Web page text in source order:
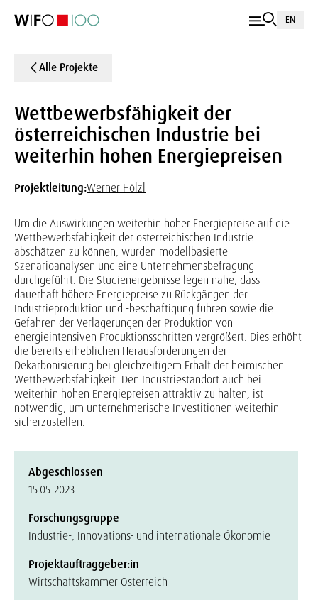
EN
Alle Projekte
Wettbewerbsfähigkeit der
österreichischen Industrie bei
weiterhin hohen Energiepreisen
Projektleitung:Werner Hölzl
Um die Auswirkungen weiterhin hoher Energiepreise auf die
Wettbewerbsfähigkeit der österreichischen Industrie
abschätzen zu können, wurden modellbasierte
Szenarioanalysen und eine Unternehmensbefragung
durchgeführt. Die Studienergebnisse legen nahe, dass
dauerhaft höhere Energiepreise zu Rückgängen der
Industrieproduktion und -beschäftigung führen sowie die
Gefahren der Verlagerungen der Produktion von
energieintensiven Produktionsschritten vergrößert. Dies erhöht
die bereits erheblichen Herausforderungen der
Dekarbonisierung bei gleichzeitigem Erhalt der heimischen
Wettbewerbsfähigkeit. Den Industriestandort auch bei
weiterhin hohen Energiepreisen attraktiv zu halten, ist
notwendig, um unternehmerische Investitionen weiterhin
sicherzustellen.
Abgeschlossen
15.05.2023
Forschungsgruppe
Industrie-, Innovations- und internationale Ökonomie
Projektauftraggeber:in
Wirtschaftskammer Österreich